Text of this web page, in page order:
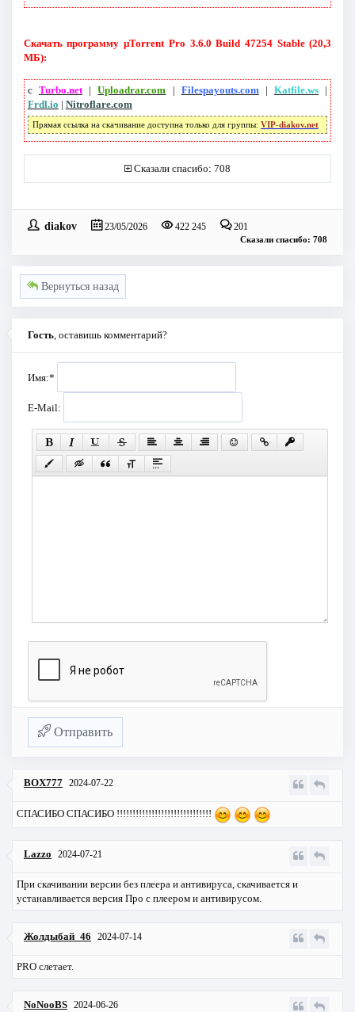
Скачать программу µTorrent Pro 3.6.0 Build 47254 Stable (20,3
МБ):
с Turbo.net|Uploadrar.com | Filespayouts.com|Katfile.ws |
Frdl.io | Nitroflare.com
Прямая ссылка на скачивание доступна только для группы: VIP-diakov.net
Сказали спасибо: 708
diakov 23/05/2026 422 245 201
Сказали спасибо: 708
Вернуться назад
Гость, оставишь комментарий?
Имя:*
E-Mail:
Отправить
BOX777 2024-07-22
СПАСИБО СПАСИБО !!!!!!!!!!!!!!!!!!!!!!!!!!!!!!
Lazzo 2024-07-21
При скачивании версии без плеера и антивируса, скачивается и
устанавливается версия Про с плеером и антивирусом.
Жолдыбай_46 2024-07-14
PRO слетает.
NoNooBS 2024-06-26